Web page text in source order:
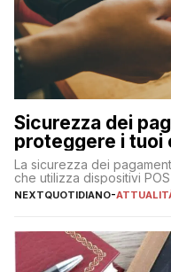
Sicurezza dei
proteggere i tuoi
La sicurezza dei
che utilizza dispositivi
NEXTQUOTIDIANO-